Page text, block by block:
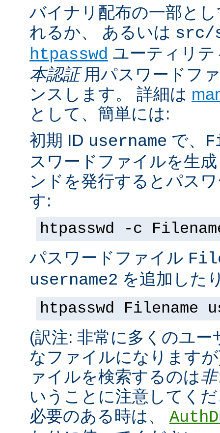
バイナリ配布の一部と
れるか、 あるいは src/
htpasswd ユーティリ
本認証用パスワードフ
ンスします。 詳細は
として、簡単には:
初期 ID username で、
スワードファイルを生
ンドを発行するとパス
す:
htpasswd -c
パスワードファイル
username2 を追加した
htpasswd Filename
(訳注: 非常に多くのユ
なファイルになります
ァイルを検索するのは
いうことに注意してく
必要のある時は、